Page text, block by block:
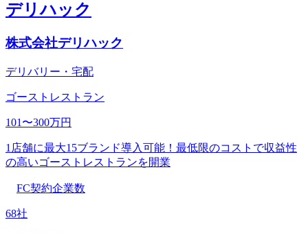
デリハック
株式会社デリハック
デリバリー・宅配
ゴーストレストラン
101〜300万円
1店舗に最大15ブランド導入可能！最低限のコストで収益性
の高いゴーストレストランを開業
FC契約企業数
68社